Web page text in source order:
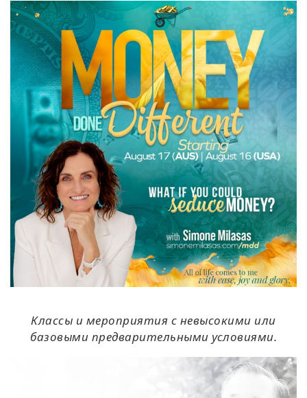
Классы и мероприятия с невысокими или
базовыми предварительными условиями.